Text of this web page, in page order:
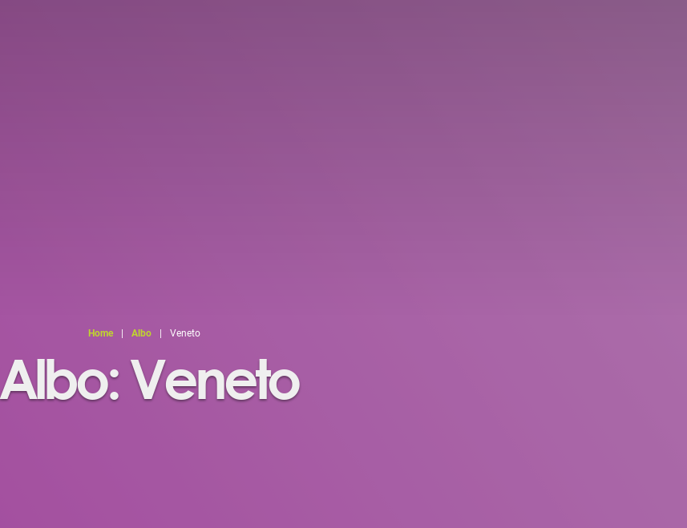
Home | Albo | Veneto
Albo: Veneto